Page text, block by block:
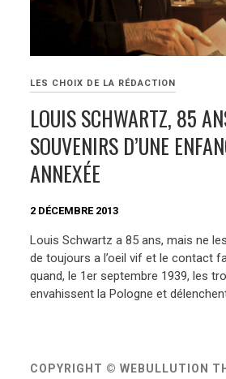
LES CHOIX DE LA RÉDACTION
LOUIS SCHWARTZ, 85
SOUVENIRS D’UNE
ANNEXÉE
2 DÉCEMBRE 2013
Louis Schwartz a 85 ans, mais ne
de toujours a l’oeil vif et le contact
quand, le 1er septembre 1939, les
envahissent la Pologne et
COPYRIGHT © WEBULLUTION